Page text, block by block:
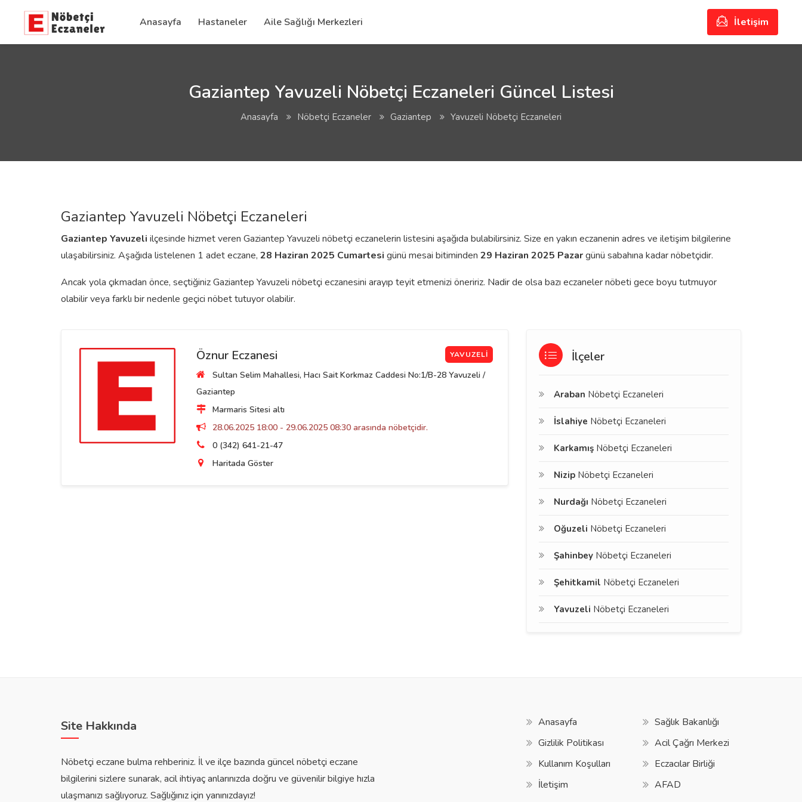
Anasayfa Hastaneler Aile Sağlığı Merkezleri İletişim
Gaziantep Yavuzeli Nöbetçi Eczaneleri Güncel Listesi
Anasayfa Nöbetçi Eczaneler Gaziantep Yavuzeli Nöbetçi Eczaneleri
Gaziantep Yavuzeli Nöbetçi Eczaneleri
Gaziantep Yavuzeli ilçesinde hizmet veren Gaziantep Yavuzeli nöbetçi eczanelerin listesini aşağıda bulabilirsiniz. Size en yakın eczanenin adres ve iletişim bilgilerine
ulaşabilirsiniz. Aşağıda listelenen 1 adet eczane, 28 Haziran 2025 Cumartesi günü mesai bitiminden 29 Haziran 2025 Pazargünü sabahına kadar nöbetçidir.
Ancak yola çıkmadan önce, seçtiğiniz Gaziantep Yavuzeli nöbetçi eczanesini arayıp teyit etmenizi öneririz. Nadir de olsa bazı eczaneler nöbeti gece boyu tutmuyor
olabilir veya farklı bir nedenle geçici nöbet tutuyor olabilir.
Öznur Eczanesi YAVUZELI
Sultan Selim Mahallesi, Hacı Sait Korkmaz Caddesi No:1/B-28 Yavuzeli /
Gaziantep
Marmaris Sitesi altı
28.06.2025 18:00 - 29.06.2025 08:30 arasında nöbetçidir.
0 (342) 641-21-47
Haritada Göster
İlçeler
Araban Nöbetçi Eczaneleri
İslahiye Nöbetçi Eczaneleri
Karkamış Nöbetçi Eczaneleri
Nizip Nöbetçi Eczaneleri
Nurdağı Nöbetçi Eczaneleri
Oğuzeli Nöbetçi Eczaneleri
Şahinbey Nöbetçi Eczaneleri
Şehitkamil Nöbetçi Eczaneleri
Yavuzeli Nöbetçi Eczaneleri
Site Hakkında
Nöbetçi eczane bulma rehberiniz. İl ve ilçe bazında güncel nöbetçi eczane
bilgilerini sizlere sunarak, acil ihtiyaç anlarınızda doğru ve güvenilir bilgiye hızla
ulaşmanızı sağlıyoruz. Sağlığınız için yanınızdayız!
Anasayfa
Gizlilik Politikası
Kullanım Koşulları
İletişim
Sağlık Bakanlığı
Acil Çağrı Merkezi
Eczacılar Birliği
AFAD